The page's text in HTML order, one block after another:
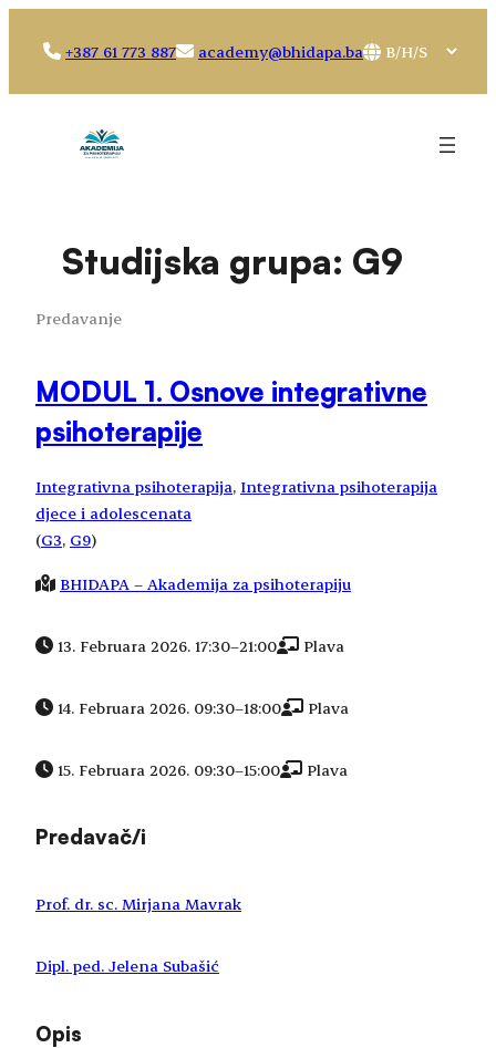
+387 61 773 887 academy@bhidapa.ba
Choose
Studijska grupa: G9
Predavanje
MODUL 1. Osnove integrativne
psihoterapije
Integrativna psihoterapija, Integrativna psihoterapija
djece i adolescenata
(G3, G9)
BHIDAPA – Akademija za psihoterapiju
13. Februara 2026. 17:30–21:00 Plava
14. Februara 2026. 09:30–18:00 Plava
15. Februara 2026. 09:30–15:00 Plava
Predavač/i
Prof. dr. sc. Mirjana Mavrak
Dipl. ped. Jelena Subašić
Opis